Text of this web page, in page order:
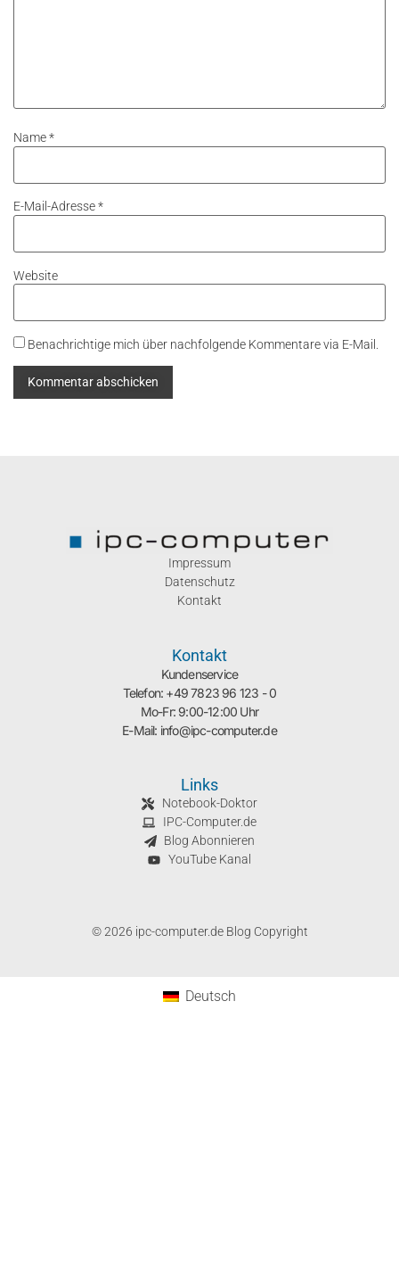
Name*
E-Mail-Adresse*
Website
Benachrichtige mich über nachfolgende Kommentare via E-Mail.
Impressum
Datenschutz
Kontakt
Kontakt
Kundenservice
Telefon: +49 7823 96 123 - 0
Mo-Fr: 9:00-12:00 Uhr
E-Mail: info@ipc-computer.de
Links
Notebook-Doktor
IPC-Computer.de
Blog Abonnieren
YouTube Kanal
© 2026 ipc-computer.de Blog Copyright
Deutsch